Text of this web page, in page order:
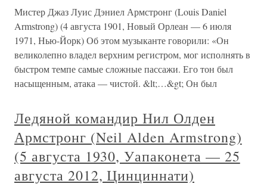
Мистер Джаз Луис Дэниел Армстронг (Louis Daniel
Armstrong) (4 августа 1901, Новый Орлеан — 6 июля
1971, Нью-Йорк) Об этом музыканте говорили: «Он
великолепно владел верхним регистром, мог исполнять в
быстром темпе самые сложные пассажи. Его тон был
насыщенным, атака — чистой. &lt;…&gt; Он был
Ледяной командир Нил Олден
Армстронг (Neil Alden Armstrong)
(5 августа 1930, Уапаконета — 25
августа 2012, Цинциннати)